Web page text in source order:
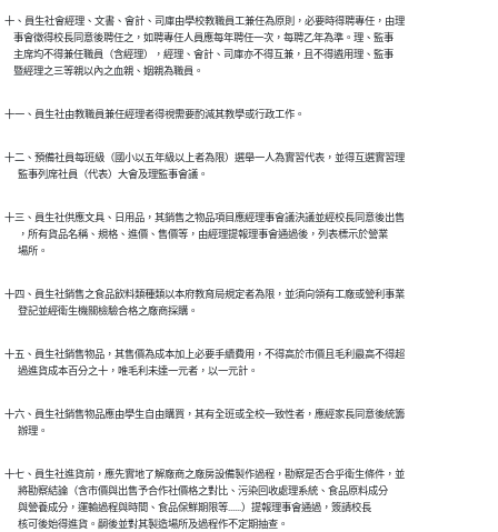
十、員生社會經理、文書、會計、司庫由學校教職員工兼任為原則，必要時得聘專任，由理
    事會徵得校長同意後聘任之，如聘專任人員應每年聘任一次，每聘乙年為準。理、監事
    主席均不得兼任職員（含經理），經理、會計、司庫亦不得互兼，且不得遴用理、監事
    暨經理之三等親以內之血親、姻親為職員。
十一、員生社由教職員兼任經理者得視需要酌減其教學或行政工作。
十二、預備社員每班級（國小以五年級以上者為限）選舉一人為實習代表，並得互選實習理
十三、員生社供應文具、日用品，其銷售之物品項目應經理事會議決議並經校長同意後出售
      ，所有貨品名稱、規格、進價、售價等，由經理提報理事會通過後，列表標示於營業
      場所。
十四、員生社銷售之食品飲料類種類以本府教育局規定者為限，並須向領有工廠或營利事業
      登記並經衛生機關檢驗合格之廠商採購。
十五、員生社銷售物品，其售價為成本加上必要手續費用，不得高於市價且毛利最高不得超
      過進貨成本百分之十，唯毛利未達一元者，以一元計。
十六、員生社銷售物品應由學生自由購買，其有全班或全校一致性者，應經家長同意後統籌
      辦理。
十七、員生社進貨前，應先實地了解廠商之廠房設備製作過程，勘察是否合乎衛生條件，並
      將勘察結論（含市價與出售予合作社價格之對比、污染回收處理系統、食品原料成分
      與營養成分，運輸過程與時間、食品保鮮期限等......）提報理事會通過，簽請校長